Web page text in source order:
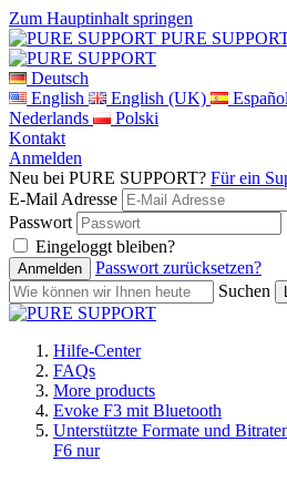
Zum Hauptinhalt springen
PURE
Deutsch
English
English (UK) Español
Nederlands
Polski
Kontakt
Anmelden
Neu bei PURE SUPPORT? Für ein
E-Mail Adresse
Passwort
Eingeloggt bleiben?
Passwort zurücksetzen?
Suchen
Hilfe-Center
FAQs
More products
Evoke F3 mit Bluetooth
Unterstützte Formate und
F6 nur